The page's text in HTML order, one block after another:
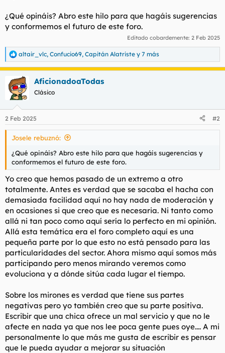
¿Qué opináis? Abro este hilo para que hagáis sugerencias
y conformemos el futuro de este foro.
Editado cobardemente: 2 Feb 2025
R
e
a
c
c
e
s
altair_vlc, Confucio69, Capitán Alatriste y 7 más
AficionadoaTodas
Clásico
2 Feb 2025 #2
Josele rebuznó:
¿Qué opináis? Abro este hilo para que hagáis sugerencias y
conformemos el futuro de este foro.
Yo creo que hemos pasado de un extremo a otro
totalmente. Antes es verdad que se sacaba el hacha con
demasiada facilidad aquí no hay nada de moderación y
en ocasiones si que creo que es necesaria. Ni tanto como
allá ni tan poco como aquí sería lo perfecto en mi opinión.
Allá esta temática era el foro completo aquí es una
pequeña parte por lo que esto no está pensado para las
particularidades del sector. Ahora mismo aquí somos más
participando pero menos mirando veremos como
evoluciona y a dónde sitúa cada lugar el tiempo.
Sobre los mirones es verdad que tiene sus partes
negativas pero yo también creo que su parte positiva.
Escribir que una chica ofrece un mal servicio y que no le
afecte en nada ya que nos lee poca gente pues oye.... A mi
personalmente lo que más me gusta de escribir es pensar
que le pueda ayudar a mejorar su situación